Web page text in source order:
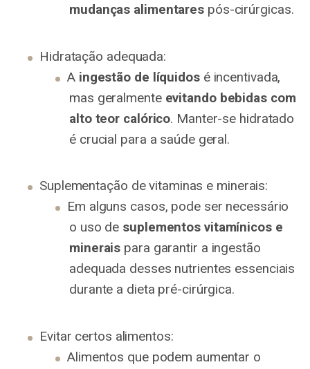
mudanças alimentares pós-cirúrgicas.
Hidratação adequada:
Aingestão de líquidosé incentivada,
mas geralmente evitando bebidas com
alto teor calórico. Manter-se hidratado
é crucial para a saúde geral.
Suplementação de vitaminas e minerais:
Em alguns casos, pode ser necessário
o uso de suplementos vitamínicos e
minerais para garantir a ingestão
adequada desses nutrientes essenciais
durante a dieta pré-cirúrgica.
Evitar certos alimentos:
Alimentos que podem aumentar o